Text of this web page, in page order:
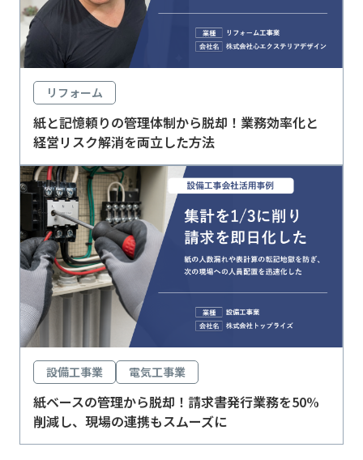
リフォーム
紙と記憶頼りの管理体制から脱却！業務効率化と
経営リスク解消を両立した方法
設備工事業 電気工事業
紙ベースの管理から脱却！請求書発行業務を50%
削減し、現場の連携もスムーズに